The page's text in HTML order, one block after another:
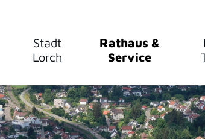
Stadt
Lorch
Rathaus &
Service